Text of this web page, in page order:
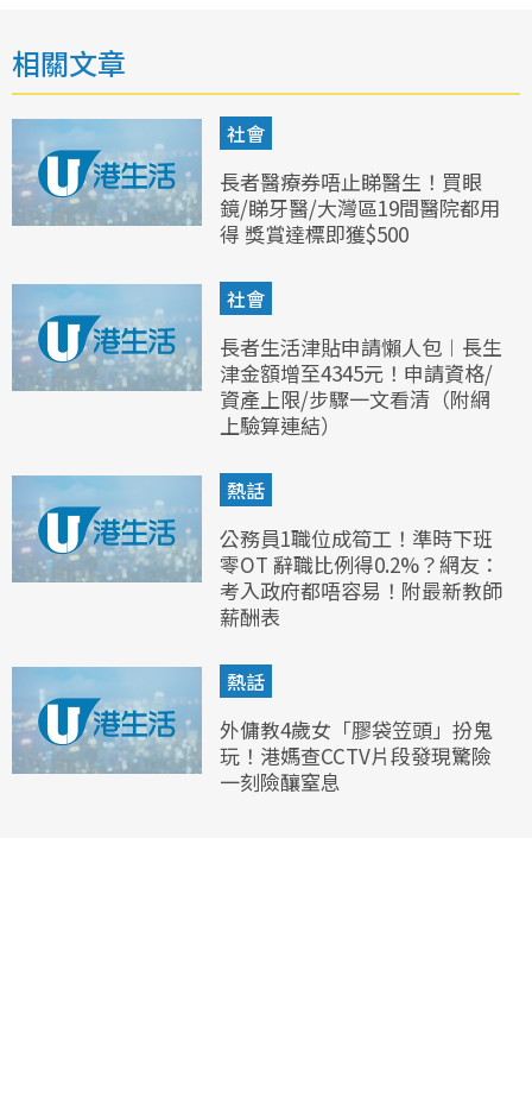
相關文章
社會
長者醫療券唔止睇醫生！買眼
鏡/睇牙醫/大灣區19間醫院都用
得 獎賞達標即獲$500
社會
長者生活津貼申請懶人包︱長生
津金額增至4345元！申請資格/
資產上限/步驟一文看清（附網
上驗算連結）
熱話
公務員1職位成筍工！準時下班
零OT 辭職比例得0.2%？網友：
考入政府都唔容易！附最新教師
薪酬表
熱話
外傭教4歲女「膠袋笠頭」扮鬼
玩！港媽查CCTV片段發現驚險
一刻險釀窒息